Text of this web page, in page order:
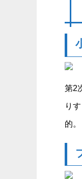
第2
り
的。